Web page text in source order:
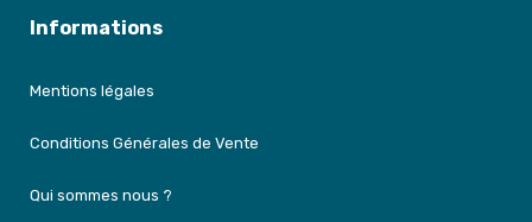
Informations
Mentions légales
Conditions Générales de Vente
Qui sommes nous ?